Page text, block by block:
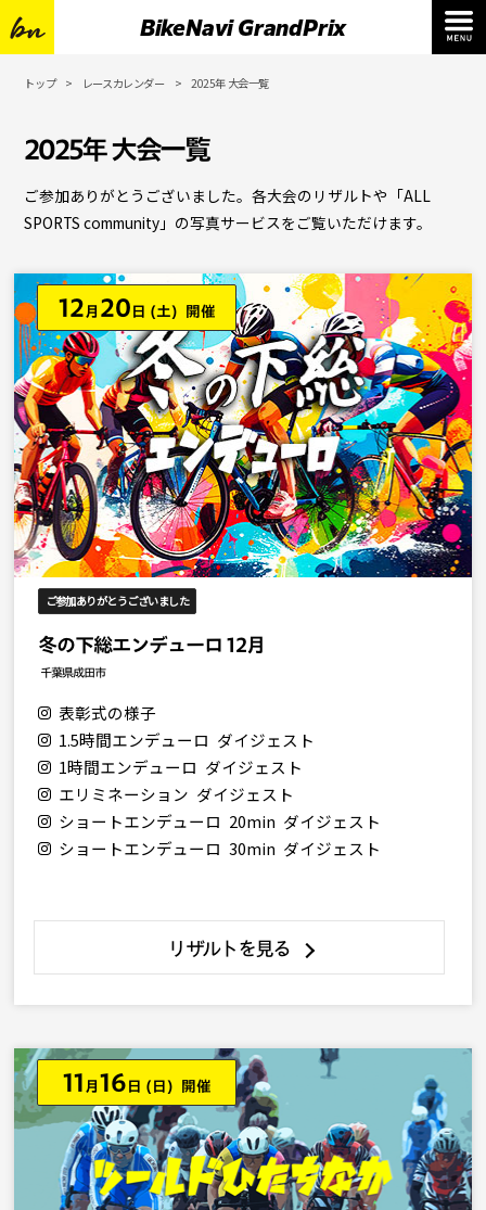
BikeNavi GrandPrix
トップ レースカレンダー 2025年 大会一覧
2025年 大会一覧
ご参加ありがとうございました。各大会のリザルトや「ALL
SPORTS community」の写真サービスをご覧いただけます。
12 月 20 日 (土) 開催
ご参加ありがとうございました
冬の下総エンデューロ 12月
千葉県成田市
表彰式の様子
1.5時間エンデューロ ダイジェスト
1時間エンデューロ ダイジェスト
エリミネーション ダイジェスト
ショートエンデューロ 20min ダイジェスト
ショートエンデューロ 30min ダイジェスト
リザルトを見る
11 月 16 日 (日) 開催